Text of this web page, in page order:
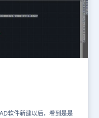
步骤三：先绘制一个长
法很多，如，输入命令l，
放命令sc，按回车键。如下
如下图二，选择矩形，按回
这里，我们选择左下角的矩
，即图形缩小整体缩小一
的效果图了，如下图。再次
样的，就表示已经成功
改的，但是不要轻易的去改
软件新建以后，看到是是